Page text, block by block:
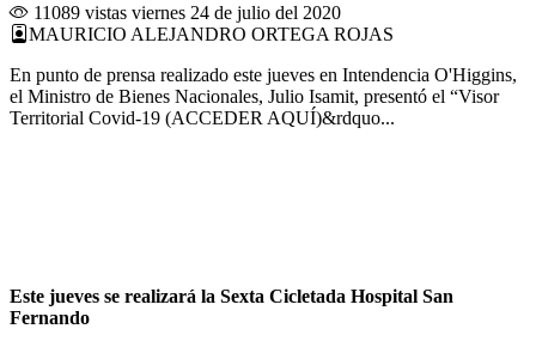
11089 vistas viernes 24 de julio del 2020
MAURICIO ALEJANDRO ORTEGA ROJAS
En punto de prensa realizado este jueves en Intendencia O'Higgins,
el Ministro de Bienes Nacionales, Julio Isamit, presentó el “Visor
Territorial Covid-19 (ACCEDER AQUÍ)&rdquo...
Este jueves se realizará la Sexta Cicletada Hospital San
Fernando